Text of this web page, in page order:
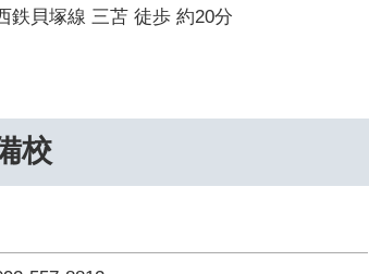
鉄貝塚線 三苫 徒歩 約20分
校